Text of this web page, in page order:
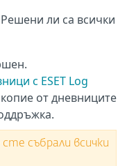
ли са всички
с ESET Log
от дневниците
събрали всички